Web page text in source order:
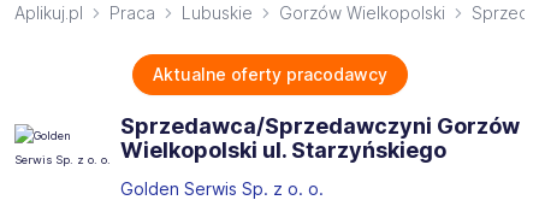
Aplikuj.pl Praca Lubuskie Gorzów Wielkopolski
Aktualne oferty pracodawcy
Sprzedawca/Sprzedawczyni Gorzów
Wielkopolski ul. Starzyńskiego
Golden Serwis Sp. z o. o.